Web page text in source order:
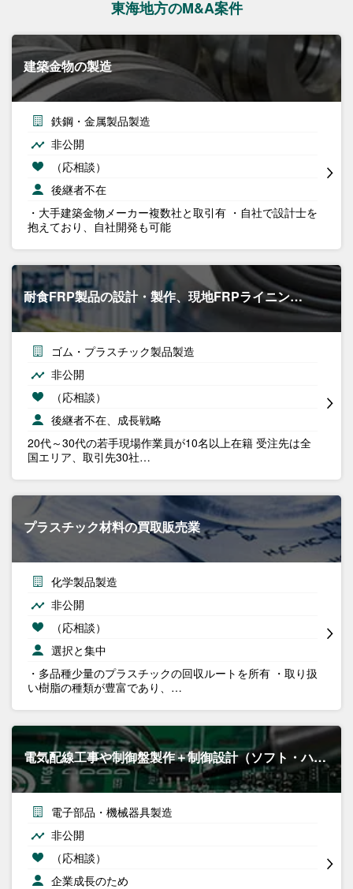
東海地方のM&A案件
建築金物の製造
鉄鋼・金属製品製造
非公開
（応相談）
後継者不在
・大手建築金物メーカー複数社と取引有 ・自社で設計士を
抱えており、自社開発も可能
耐食FRP製品の設計・製作、現地FRPライニン…
ゴム・プラスチック製品製造
非公開
（応相談）
後継者不在、成長戦略
20代～30代の若手現場作業員が10名以上在籍 受注先は全
国エリア、取引先30社…
プラスチック材料の買取販売業
化学製品製造
非公開
（応相談）
選択と集中
・多品種少量のプラスチックの回収ルートを所有 ・取り扱
い樹脂の種類が豊富であり、…
電気配線工事や制御盤製作＋制御設計（ソフト・ハ…
電子部品・機械器具製造
非公開
（応相談）
企業成長のため